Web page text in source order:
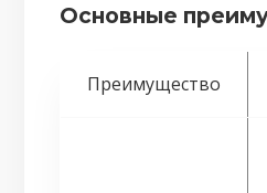
Основные
Преимущество